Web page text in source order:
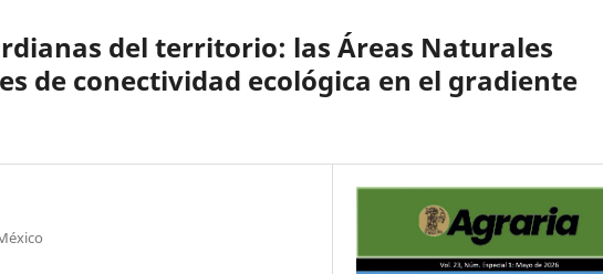
del territorio: las Áreas Naturales
de conectividad ecológica en el gradiente